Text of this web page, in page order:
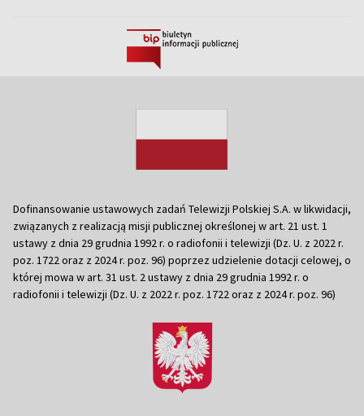
Dofinansowanie ustawowych zadań Telewizji Polskiej S.A. w likwidacji,
związanych z realizacją misji publicznej określonej w art. 21 ust. 1
ustawy z dnia 29 grudnia 1992 r. o radiofonii i telewizji (Dz. U. z 2022 r.
poz. 1722 oraz z 2024 r. poz. 96) poprzez udzielenie dotacji celowej, o
której mowa w art. 31 ust. 2 ustawy z dnia 29 grudnia 1992 r. o
radiofonii i telewizji (Dz. U. z 2022 r. poz. 1722 oraz z 2024 r. poz. 96)